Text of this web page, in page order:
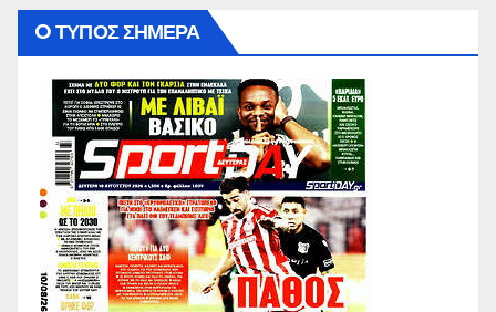
O ΤΥΠΟΣ ΣΗΜΕΡΑ